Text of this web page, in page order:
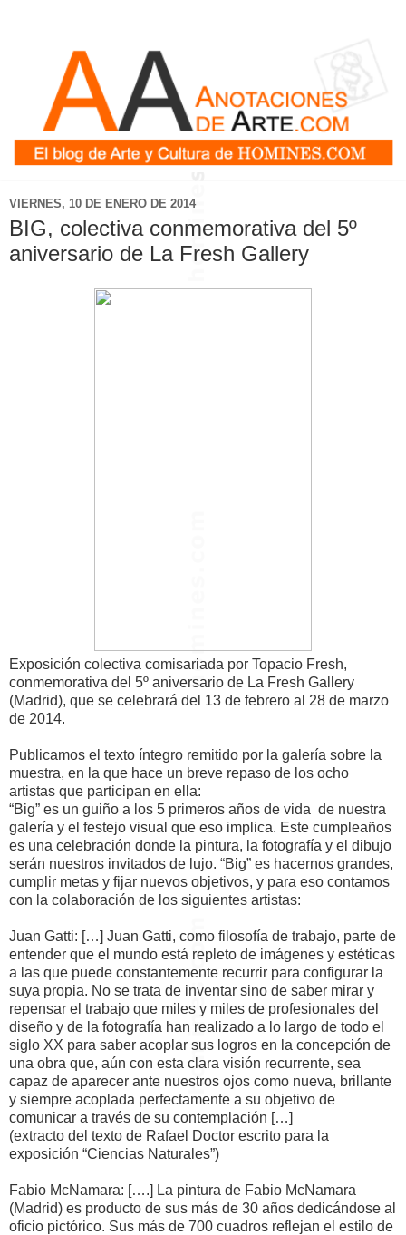
VIERNES, 10 DE ENERO DE 2014
BIG, colectiva conmemorativa del 5º
aniversario de La Fresh Gallery
Exposición colectiva comisariada por Topacio Fresh,
conmemorativa del 5º aniversario de La Fresh Gallery
(Madrid), que se celebrará del 13 de febrero al 28 de marzo
de 2014.
Publicamos el texto íntegro remitido por la galería sobre la
muestra, en la que hace un breve repaso de los ocho
artistas que participan en ella:
“Big” es un guiño a los 5 primeros años de vida de nuestra
galería y el festejo visual que eso implica. Este cumpleaños
es una celebración donde la pintura, la fotografía y el dibujo
serán nuestros invitados de lujo. “Big” es hacernos grandes,
cumplir metas y fijar nuevos objetivos, y para eso contamos
con la colaboración de los siguientes artistas:
Juan Gatti: […] Juan Gatti, como filosofía de trabajo, parte de
entender que el mundo está repleto de imágenes y estéticas
a las que puede constantemente recurrir para configurar la
suya propia. No se trata de inventar sino de saber mirar y
repensar el trabajo que miles y miles de profesionales del
diseño y de la fotografía han realizado a lo largo de todo el
siglo XX para saber acoplar sus logros en la concepción de
una obra que, aún con esta clara visión recurrente, sea
capaz de aparecer ante nuestros ojos como nueva, brillante
y siempre acoplada perfectamente a su objetivo de
comunicar a través de su contemplación […]
(extracto del texto de Rafael Doctor escrito para la
exposición “Ciencias Naturales”)
Fabio McNamara: [….] La pintura de Fabio McNamara
(Madrid) es producto de sus más de 30 años dedicándose al
oficio pictórico. Sus más de 700 cuadros reflejan el estilo de